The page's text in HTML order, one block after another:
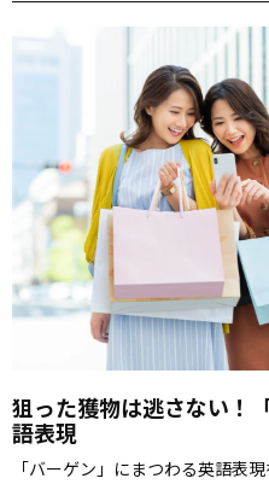
狙った獲物は逃さない！
語表現
「バーゲン」にまつわる英語表